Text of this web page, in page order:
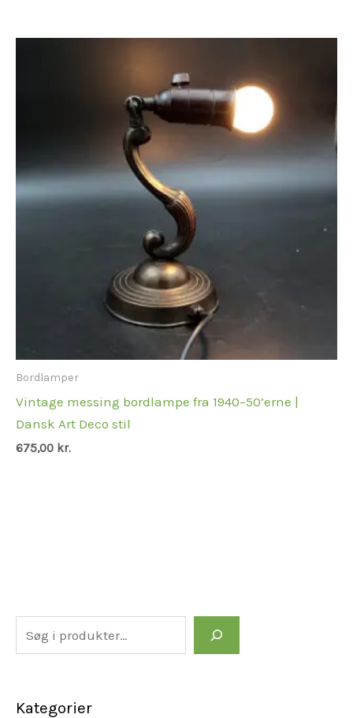
Kategorier
Bordlamper
Vintage messing bordlampe fra 1940–50’erne |
Dansk Art Deco stil
675,00 kr.